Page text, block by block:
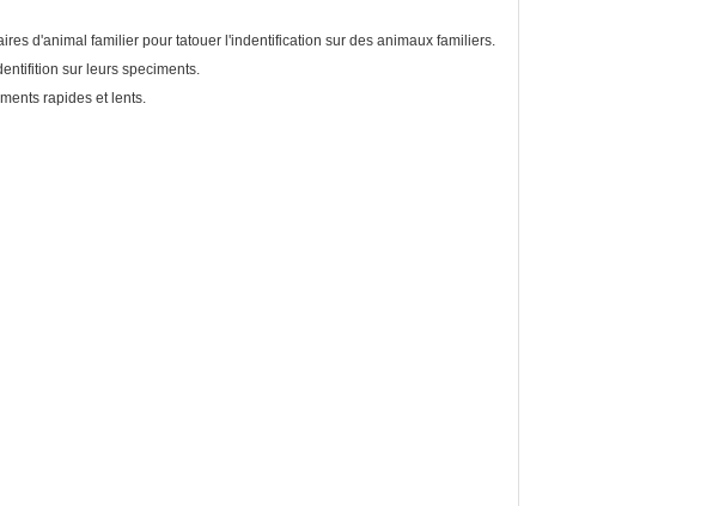
d'animal familier pour tatouer l'indentification sur des animaux familiers.
sur leurs speciments.
rapides et lents.